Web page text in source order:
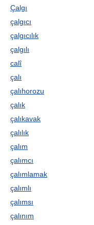
Çalgı
çalgıcı
çalgıcılık
çalgılı
calî
çalı
çalıhorozu
çalık
çalıkavak
çalılık
çalım
çalımcı
çalımlamak
çalımlı
çalımsı
çalınım